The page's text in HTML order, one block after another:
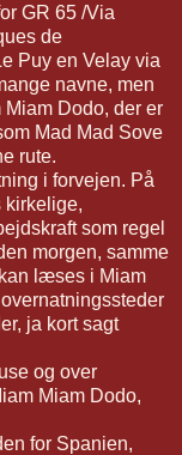
GR 65 /Via
de
Puy en Velay via
navne, men
Dodo, der er
Mad Mad Sove
rute.
i forvejen. På
kirkelige,
som regel
morgen, samme
læses i Miam
ja kort sagt
og over
Miam Dodo,
for Spanien,